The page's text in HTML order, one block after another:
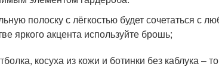
полоску с лёгкостью будет сочетаться с
яркого акцента используйте брошь;
косуха из кожи и ботинки без каблука –